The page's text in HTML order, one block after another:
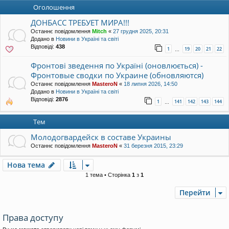
Оголошення
ДОНБАСС ТРЕБУЕТ МИРА!!!
Останнє повідомлення Mitch « 27 грудня 2025, 20:31
Додано в Новини в Україні та світі
Відповіді: 438 1 … 19 20 21 22
Фронтові зведення по Україні (оновлюється) -
Фронтовые сводки по Украине (обновляются)
Останнє повідомлення MasteroN « 18 липня 2026, 14:50
Додано в Новини в Україні та світі
Відповіді: 2876 1 … 141 142 143 144
Тем
Молодогвардейск в составе Украины
Останнє повідомлення MasteroN « 31 березня 2015, 23:29
Нова тема
1 тема • Сторінка 1 з 1
Перейти
Права доступу